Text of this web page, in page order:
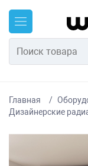
Главная
Дизайнерские